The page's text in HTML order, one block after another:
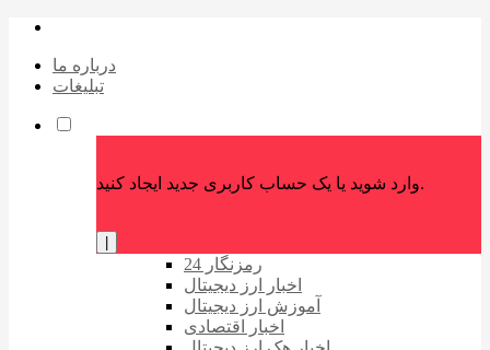
درباره ما
تبلیغات
وارد شوید یا یک حساب کاربری جدید ایجاد کنید.
رمزنگار 24
اخبار ارز دیجیتال
آموزش ارز دیجیتال
اخبار اقتصادی